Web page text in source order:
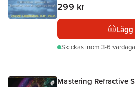
299 kr
Skickas inom 3-6
Mastering Refractive